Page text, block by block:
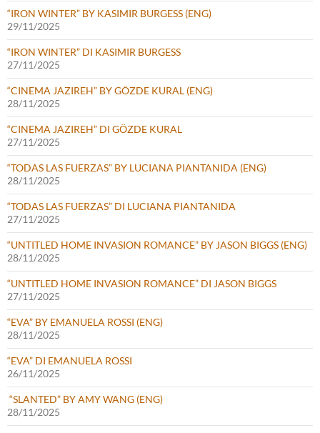
“IRON WINTER” BY KASIMIR BURGESS (ENG)
29/11/2025
“IRON WINTER” DI KASIMIR BURGESS
27/11/2025
“CINEMA JAZIREH” BY GÖZDE KURAL (ENG)
28/11/2025
“CINEMA JAZIREH” DI GÖZDE KURAL
27/11/2025
“TODAS LAS FUERZAS” BY LUCIANA PIANTANIDA (ENG)
28/11/2025
“TODAS LAS FUERZAS” DI LUCIANA PIANTANIDA
27/11/2025
“UNTITLED HOME INVASION ROMANCE” BY JASON BIGGS (ENG)
28/11/2025
“UNTITLED HOME INVASION ROMANCE” DI JASON BIGGS
27/11/2025
“EVA” BY EMANUELA ROSSI (ENG)
28/11/2025
“EVA” DI EMANUELA ROSSI
26/11/2025
“SLANTED” BY AMY WANG (ENG)
28/11/2025